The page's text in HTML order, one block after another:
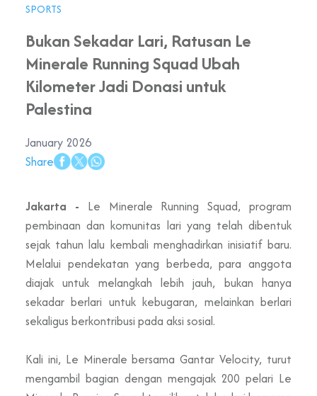
SPORTS
Bukan Sekadar Lari, Ratusan Le
Minerale Running Squad Ubah
Kilometer Jadi Donasi untuk
Palestina
January 2026
Share
Jakarta - Le Minerale Running Squad, program
pembinaan dan komunitas lari yang telah dibentuk
sejak tahun lalu kembali menghadirkan inisiatif baru.
Melalui pendekatan yang berbeda, para anggota
diajak untuk melangkah lebih jauh, bukan hanya
sekadar berlari untuk kebugaran, melainkan berlari
sekaligus berkontribusi pada aksi sosial.
Kali ini, Le Minerale bersama Gantar Velocity, turut
mengambil bagian dengan mengajak 200 pelari Le